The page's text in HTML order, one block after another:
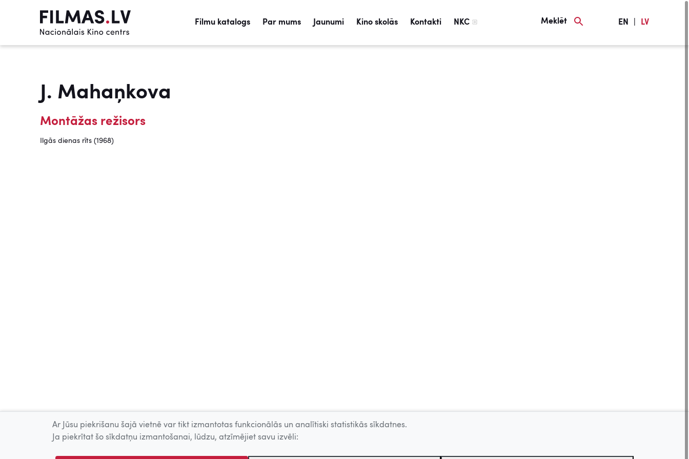
Filmu katalogs Par mums Jaunumi Kino skolās Kontakti NKC Meklēt EN LV
J. Mahaņkova
Montāžas režisors
Ilgās dienas rīts (1968)
Ar Jūsu piekrišanu šajā vietnē var tikt izmantotas funkcionālās un analītiski statistikās sīkdatnes.
Ja piekrītat šo sīkdatņu izmantošanai, lūdzu, atzīmējiet savu izvēli: